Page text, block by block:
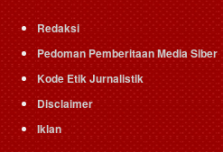
Redaksi
Pedoman Pemberitaan Media Siber
Kode Etik Jurnalistik
Disclaimer
Iklan